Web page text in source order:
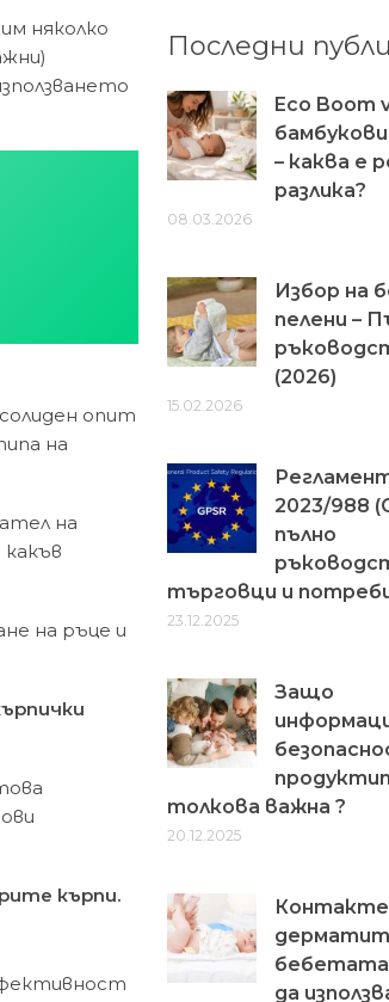
няколко
опит
на
на
на ръце и
кърпи.
Последни
Eco Boom
– каква е
разлика?
08.03.2026
Избор на
пелени –
(2026)
15.02.2026
2023/988
пълно
търговци и
23.12.2025
Защо
толкова важна ?
20.12.2025
дерматит
да